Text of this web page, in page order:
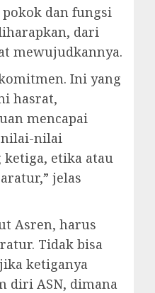
dan fungsi
dari
mewujudkannya.
Ini yang
hasrat,
mencapai
nilai
ketiga, etika atau
jelas
Asren, harus
Tidak bisa
ketiganya
diri ASN, dimana